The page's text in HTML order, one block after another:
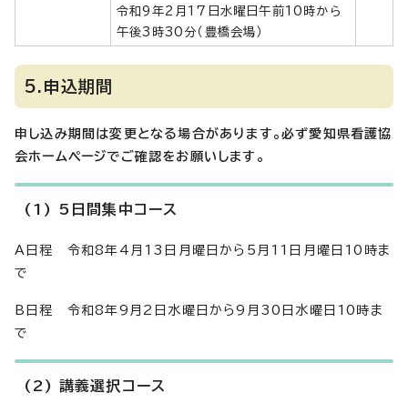
令和9年2月17日水曜日午前10時から
午後3時30分（豊橋会場）
5.申込期間
申し込み期間は変更となる場合があります。必ず愛知県看護協
会ホームページでご確認をお願いします。
(1) 5日間集中コース
A日程 令和8年4月13日月曜日から5月11日月曜日10時ま
で
B日程 令和8年9月2日水曜日から9月30日水曜日10時ま
で
(2) 講義選択コース